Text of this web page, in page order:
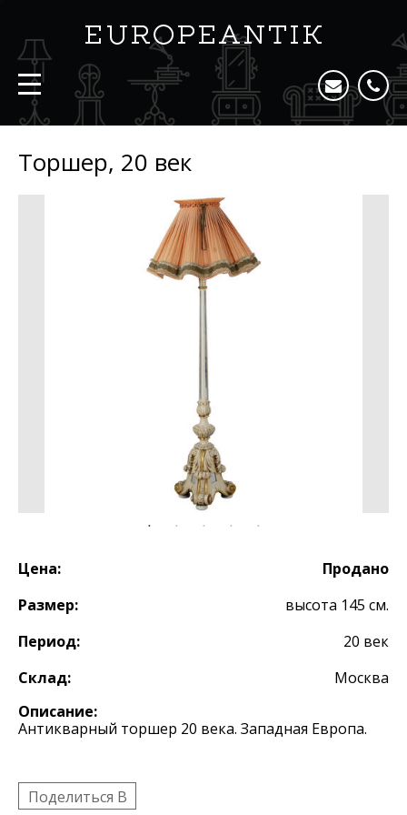
Торшер, 20 век
Цена:
Продано
Размер:
высота 145 см.
Период:
20 век
Склад:
Москва
Описание:
Антикварный торшер 20 века. Западная Европа.
Поделиться B